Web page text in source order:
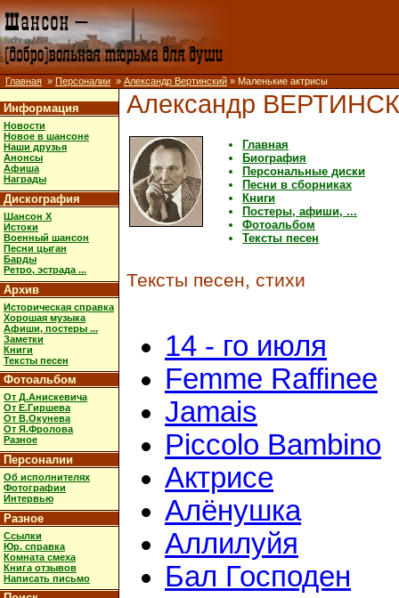
Главная » Персоналии » Александр Вертинский » Маленькие актрисы
Информация
Новости
Новое в шансоне
Наши друзья
Анонсы
Афиша
Награды
Дискография
Шансон X
Истоки
Военный шансон
Песни цыган
Барды
Ретро, эстрада ...
Архив
Историческая справка
Хорошая музыка
Афиши, постеры ...
Заметки
Книги
Тексты песен
Фотоальбом
От Д.Анискевича
От Е.Гиршева
От В.Окунева
От Я.Фролова
Разное
Персоналии
Об исполнителях
Фотографии
Интервью
Разное
Ссылки
Юр. справка
Комната смеха
Книга отзывов
Написать письмо
Александр
Главная
Биография
Персональные диски
Песни в сборниках
Книги
Постеры, афиши, ...
Фотоальбом
Тексты песен
Тексты песен, стихи
14 - го июля
Femme Raffinee
Jamais
Piccolo Bambino
Актрисе
Алёнушка
Аллилуйя
Бал Господен